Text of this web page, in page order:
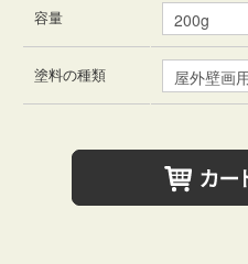
容量
塗料の種類